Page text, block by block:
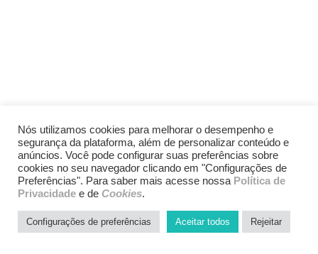
Nós utilizamos cookies para melhorar o desempenho e
segurança da plataforma, além de personalizar conteúdo e
anúncios. Você pode configurar suas preferências sobre
cookies no seu navegador clicando em "Configurações de
Preferências". Para saber mais acesse nossa Política de
Privacidade e de Cookies.
Configurações de preferências Aceitar todos Rejeitar